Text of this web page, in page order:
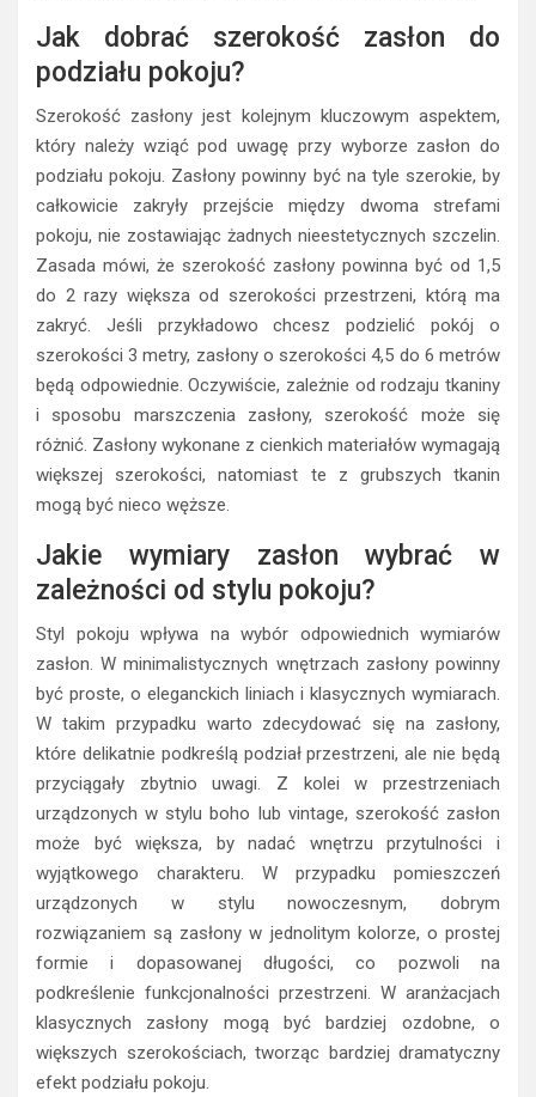
Jak dobrać szerokość zasłon do
podziału pokoju?
Szerokość zasłony jest kolejnym kluczowym aspektem,
który należy wziąć pod uwagę przy wyborze zasłon do
podziału pokoju. Zasłony powinny być na tyle szerokie, by
całkowicie zakryły przejście między dwoma strefami
pokoju, nie zostawiając żadnych nieestetycznych szczelin.
Zasada mówi, że szerokość zasłony powinna być od 1,5
do 2 razy większa od szerokości przestrzeni, którą ma
zakryć. Jeśli przykładowo chcesz podzielić pokój o
szerokości 3 metry, zasłony o szerokości 4,5 do 6 metrów
będą odpowiednie. Oczywiście, zależnie od rodzaju tkaniny
i sposobu marszczenia zasłony, szerokość może się
różnić. Zasłony wykonane z cienkich materiałów wymagają
większej szerokości, natomiast te z grubszych tkanin
mogą być nieco węższe.
Jakie wymiary zasłon wybrać w
zależności od stylu pokoju?
Styl pokoju wpływa na wybór odpowiednich wymiarów
zasłon. W minimalistycznych wnętrzach zasłony powinny
być proste, o eleganckich liniach i klasycznych wymiarach.
W takim przypadku warto zdecydować się na zasłony,
które delikatnie podkreślą podział przestrzeni, ale nie będą
przyciągały zbytnio uwagi. Z kolei w przestrzeniach
urządzonych w stylu boho lub vintage, szerokość zasłon
może być większa, by nadać wnętrzu przytulności i
wyjątkowego charakteru. W przypadku pomieszczeń
urządzonych w stylu nowoczesnym, dobrym
rozwiązaniem są zasłony w jednolitym kolorze, o prostej
formie i dopasowanej długości, co pozwoli na
podkreślenie funkcjonalności przestrzeni. W aranżacjach
klasycznych zasłony mogą być bardziej ozdobne, o
większych szerokościach, tworząc bardziej dramatyczny
efekt podziału pokoju.